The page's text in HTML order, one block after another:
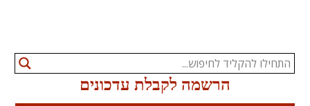
הרשמה לקבלת עדכונים